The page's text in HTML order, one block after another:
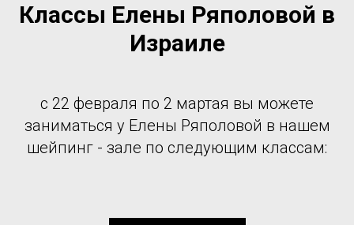
Классы Елены Ряполовой в
Израиле
с 22 февраля по 2 мартая вы можете
заниматься у Елены Ряполовой в нашем
шейпинг - зале по следующим классам: